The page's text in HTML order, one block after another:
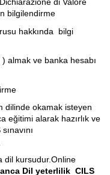
di Valore
bilgilendirme
hakkında bilgi
almak ve banka hesabı
dilinde okamak isteyen
eğitimi alarak hazırlık ve
dil kursudur.Online
Dil yeterlilik CILS